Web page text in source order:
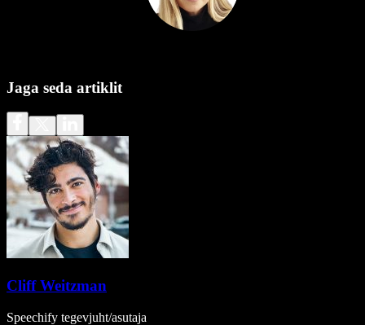
Jaga seda artiklit
Cliff Weitzman
Speechify tegevjuht/asutaja